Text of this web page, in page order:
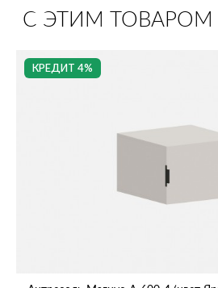
С ЭТИМ ТОВАРОМ
КРЕДИТ 4%